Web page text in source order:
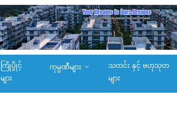
ကြိုပွိုင့်
များ
ကုမ္ပဏီများ
သတင်း နှင့် ဗဟုသုတ
များ